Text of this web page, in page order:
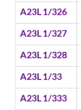
A23L 1/326
A23L 1/327
A23L 1/328
A23L 1/33
A23L 1/333